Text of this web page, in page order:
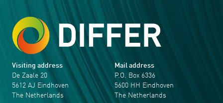
Visiting address
De Zaale 20
5612 AJ Eindhoven
The Netherlands
Mail address
P.O. Box 6336
5600 HH Eindhoven
The Netherlands